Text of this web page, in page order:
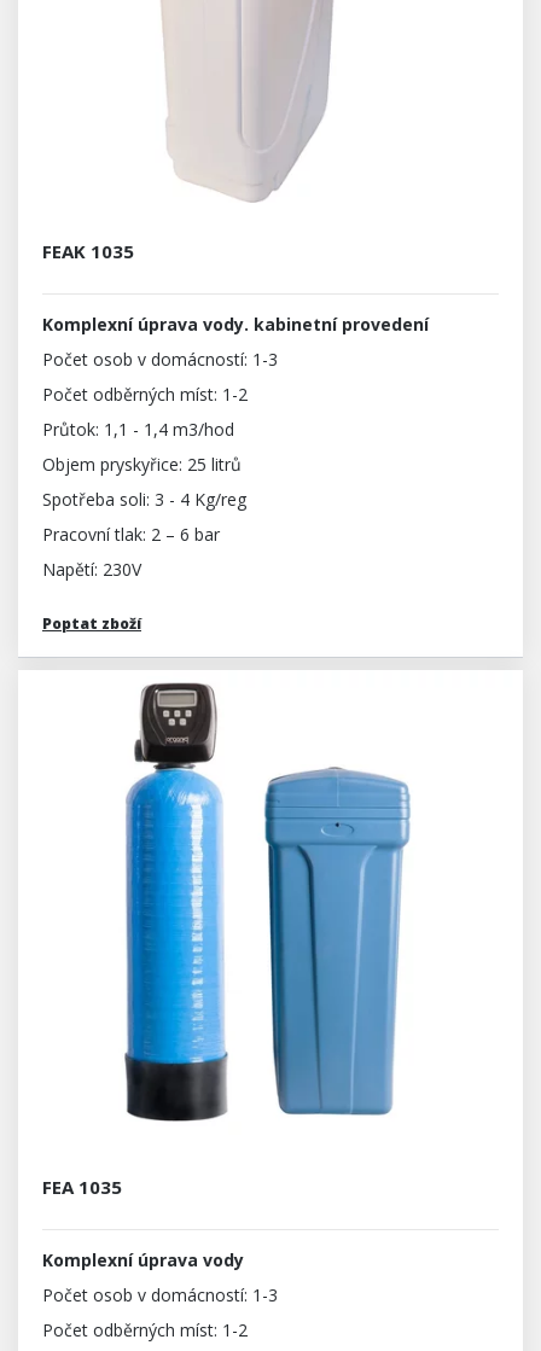
FEAK 1035
Komplexní úprava vody. kabinetní provedení
Počet osob v domácností: 1-3
Počet odběrných míst: 1-2
Průtok: 1,1 - 1,4 m3/hod
Objem pryskyřice: 25 litrů
Spotřeba soli: 3 - 4 Kg/reg
Pracovní tlak: 2 – 6 bar
Napětí: 230V
Poptat zboží
FEA 1035
Komplexní úprava vody
Počet osob v domácností: 1-3
Počet odběrných míst: 1-2